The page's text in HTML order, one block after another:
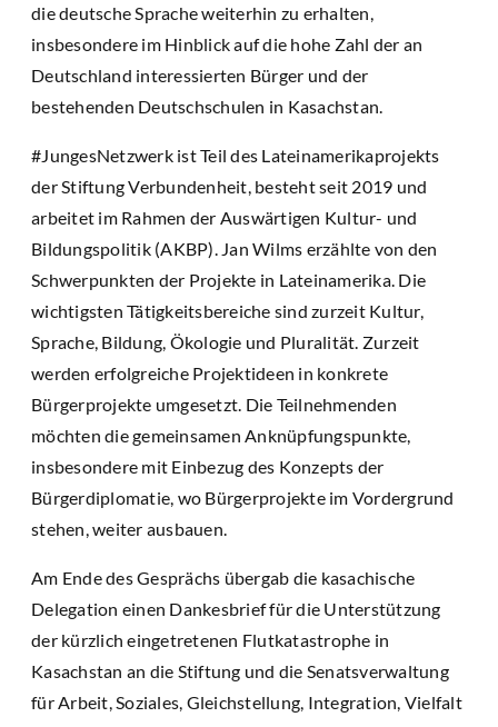
die deutsche Sprache weiterhin zu erhalten,
insbesondere im Hinblick auf die hohe Zahl der an
Deutschland interessierten Bürger und der
bestehenden Deutschschulen in Kasachstan.
#JungesNetzwerk ist Teil des Lateinamerikaprojekts
der Stiftung Verbundenheit, besteht seit 2019 und
arbeitet im Rahmen der Auswärtigen Kultur- und
Bildungspolitik (AKBP). Jan Wilms erzählte von den
Schwerpunkten der Projekte in Lateinamerika. Die
wichtigsten Tätigkeitsbereiche sind zurzeit Kultur,
Sprache, Bildung, Ökologie und Pluralität. Zurzeit
werden erfolgreiche Projektideen in konkrete
Bürgerprojekte umgesetzt. Die Teilnehmenden
möchten die gemeinsamen Anknüpfungspunkte,
insbesondere mit Einbezug des Konzepts der
Bürgerdiplomatie, wo Bürgerprojekte im Vordergrund
stehen, weiter ausbauen.
Am Ende des Gesprächs übergab die kasachische
Delegation einen Dankesbrief für die Unterstützung
der kürzlich eingetretenen Flutkatastrophe in
Kasachstan an die Stiftung und die Senatsverwaltung
für Arbeit, Soziales, Gleichstellung, Integration, Vielfalt